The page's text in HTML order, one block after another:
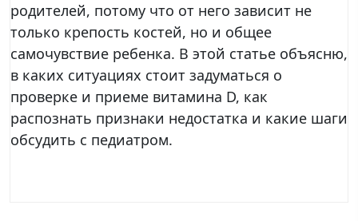
родителей, потому что от него зависит не
только крепость костей, но и общее
самочувствие ребенка. В этой статье объясню,
в каких ситуациях стоит задуматься о
проверке и приеме витамина D, как
распознать признаки недостатка и какие шаги
обсудить с педиатром.